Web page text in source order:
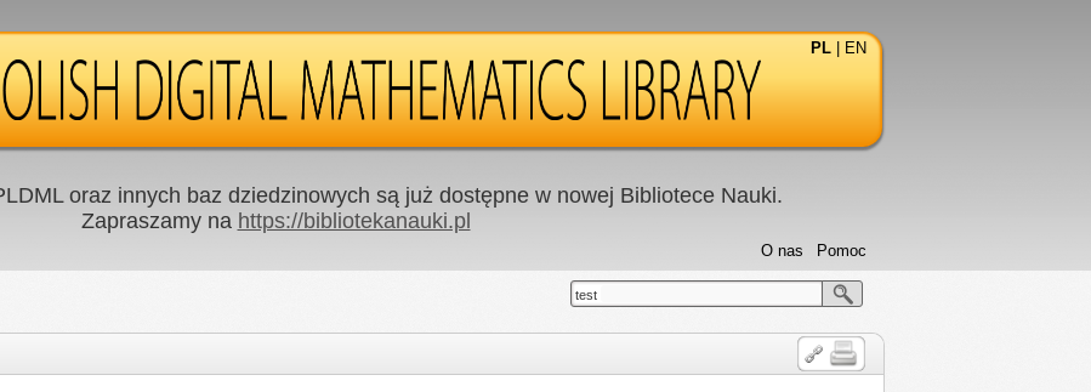
PL EN
oraz innych baz dziedzinowych są już dostępne w nowej Bibliotece Nauki.
Zapraszamy na https://bibliotekanauki.pl
Pomoc
O nas
test